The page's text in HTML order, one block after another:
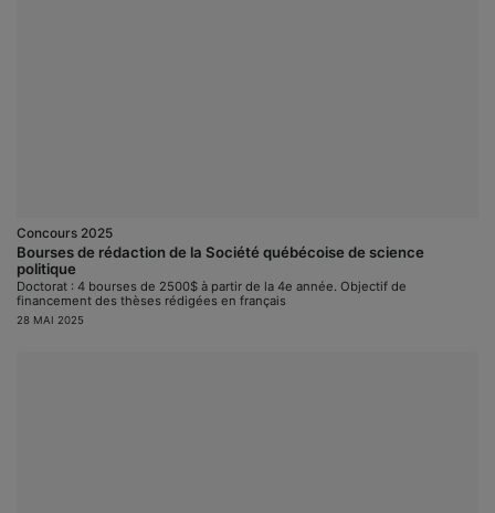
Concours 2025
Bourses de rédaction de la Société québécoise de science
politique
Doctorat : 4 bourses de 2500$ à partir de la 4e année. Objectif de
financement des thèses rédigées en français
28 MAI 2025